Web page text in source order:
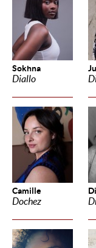
Sokhna
Diallo
Camille
Dochez